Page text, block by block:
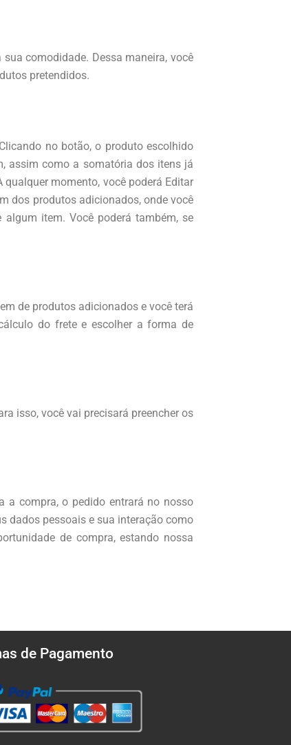
comodidade. Dessa maneira, você
pretendidos.
no botão, o produto escolhido
assim como a somatória dos itens já
momento, você poderá Editar
dos produtos adicionados, onde você
item. Você poderá também, se
de produtos adicionados e você terá
do frete e escolher a forma de
isso, você vai precisará preencher os
a compra, o pedido entrará no nosso
dados pessoais e sua interação como
de compra, estando nossa
de Pagamento